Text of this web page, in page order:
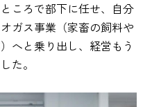
ころで部下に任せ、自分
ガス事業（家畜の飼料や
へと乗り出し、経営もう
た。